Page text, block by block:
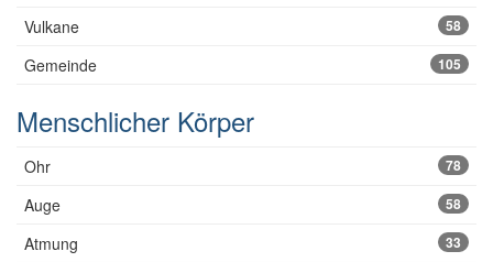
Vulkane 58
Gemeinde 105
Menschlicher Körper
Ohr 78
Auge 58
Atmung 33